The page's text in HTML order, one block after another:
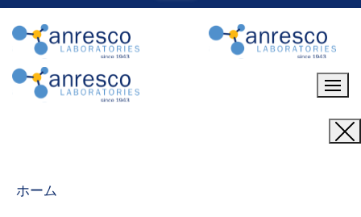
ホーム